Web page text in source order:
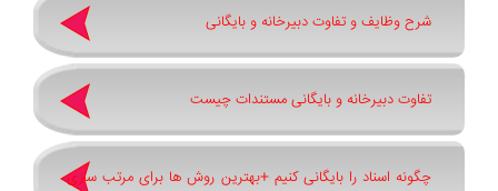
شرح وظایف و تفاوت دبیرخانه و بایگانی
تفاوت دبیرخانه و بایگانی مستندات چیست
چگونه اسناد را بایگانی کنیم +بهترین روش ‌ها برای مرتب ‌سازی